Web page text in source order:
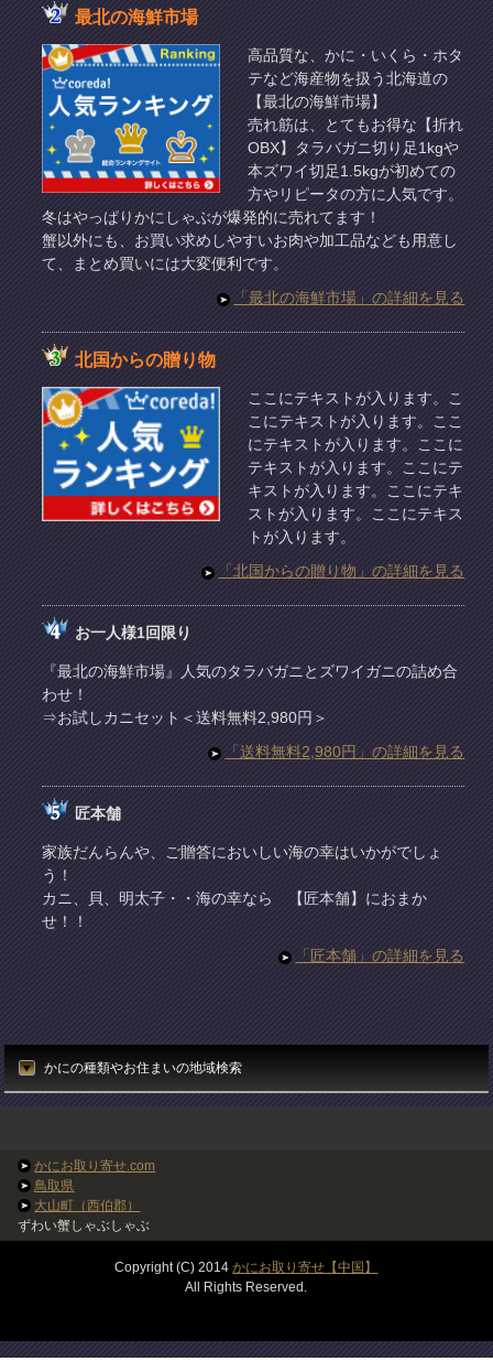
最北の海鮮市場
高品質な、かに・いくら・ホタ
テなど海産物を扱う北海道の
【最北の海鮮市場】
売れ筋は、とてもお得な【折れ
OBX】タラバガニ切り足1kgや
本ズワイ切足1.5kgが初めての
方やリピータの方に人気です。
冬はやっぱりかにしゃぶが爆発的に売れてます！
蟹以外にも、お買い求めしやすいお肉や加工品なども用意し
て、まとめ買いには大変便利です。
「最北の海鮮市場」の詳細を見る
北国からの贈り物
ここにテキストが入ります。こ
こにテキストが入ります。ここ
にテキストが入ります。ここに
テキストが入ります。ここにテ
キストが入ります。ここにテキ
ストが入ります。ここにテキス
トが入ります。
「北国からの贈り物」の詳細を見る
お一人様1回限り
『最北の海鮮市場』人気のタラバガニとズワイガニの詰め合
わせ！
⇒お試しカニセット＜送料無料2,980円＞
「送料無料2,980円」の詳細を見る
匠本舗
家族だんらんや、ご贈答においしい海の幸はいかがでしょ
う！
カニ、貝、明太子・・海の幸なら 【匠本舗】におまか
せ！！
「匠本舗」の詳細を見る
かにの種類やお住まいの地域検索
かにお取り寄せ.com
鳥取県
大山町（西伯郡）
ずわい蟹しゃぶしゃぶ
Copyright (C) 2014かにお取り寄せ【中国】
All Rights Reserved.